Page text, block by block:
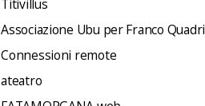
Titivillus
Associazione Ubu per Franco Quadri
Connessioni remote
ateatro